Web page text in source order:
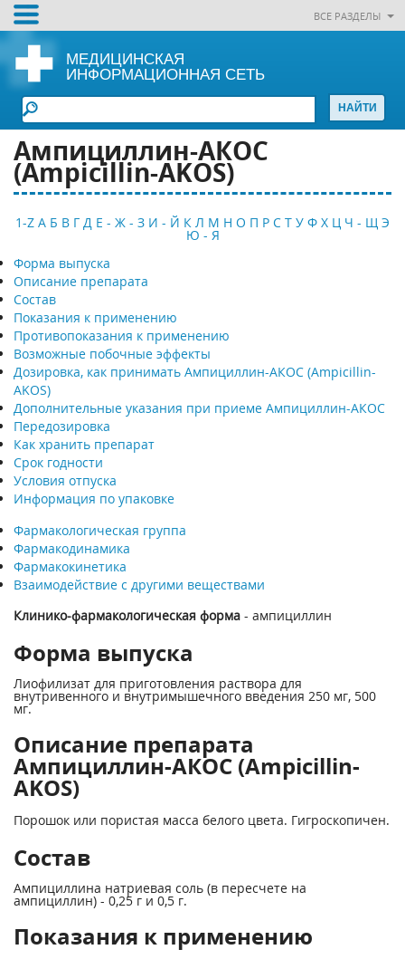
ВСЕ РАЗДЕЛЫ
МЕДИЦИНСКАЯ
ИНФОРМАЦИОННАЯ СЕТЬ
Ампициллин-АКОС
(Ampicillin-AKOS)
1-Z А Б В Г Д Е - Ж - З И - Й К Л М Н О П Р С Т У Ф Х Ц Ч - Щ Э
Ю - Я
Форма выпуска
Описание препарата
Состав
Показания к применению
Противопоказания к применению
Возможные побочные эффекты
Дозировка, как принимать Ампициллин-АКОС (Ampicillin-
AKOS)
Дополнительные указания при приеме Ампициллин-АКОС
Передозировка
Как хранить препарат
Срок годности
Условия отпуска
Информация по упаковке
Фармакологическая группа
Фармакодинамика
Фармакокинетика
Взаимодействие с другими веществами
Клинико-фармакологическая форма - ампициллин
Форма выпуска
Лиофилизат для приготовления раствора для
внутривенного и внутримышечного введения 250 мг, 500
мг.
Описание препарата
Ампициллин-АКОС (Ampicillin-
AKOS)
Порошок или пористая масса белого цвета. Гигроскопичен.
Состав
Ампициллина натриевая соль (в пересчете на
ампициллин) - 0,25 г и 0,5 г.
Показания к применению